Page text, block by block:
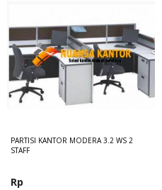
PARTISI KANTOR MODERA 3.2 WS 2
STAFF
Rp